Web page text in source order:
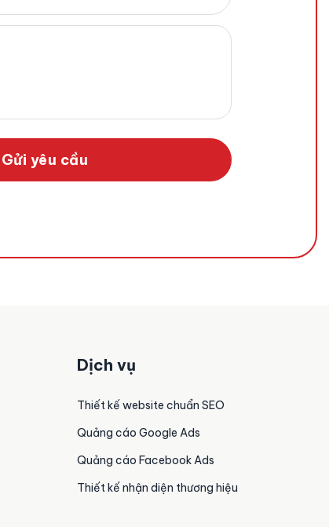
Gửi yêu cầu
Dịch vụ
Thiết kế website chuẩn SEO
Quảng cáo Google Ads
Quảng cáo Facebook Ads
Thiết kế nhận diện thương hiệu